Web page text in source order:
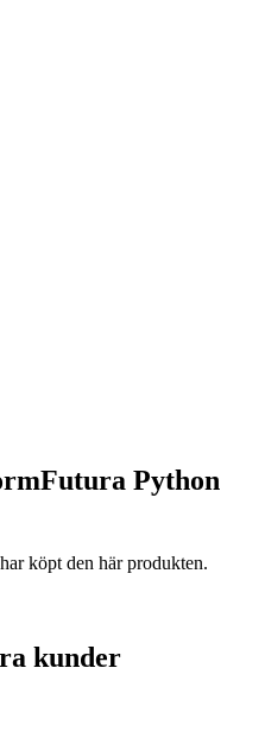
Python
köpt den här produkten.
kunder